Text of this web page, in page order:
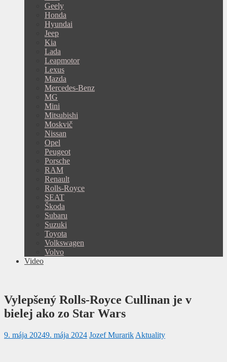
Geely
Honda
Hyundai
Jeep
Kia
Lada
Leapmotor
Lexus
Mazda
Mercedes-Benz
MG
Mini
Mitsubishi
Moskvič
Nissan
Opel
Peugeot
Porsche
RAM
Renault
Rolls-Royce
SEAT
Škoda
Subaru
Suzuki
Toyota
Volkswagen
Volvo
Video
Vylepšený Rolls-Royce Cullinan je v
bielej ako zo Star Wars
9. mája 20249. mája 2024 Jozef Murarik Aktuality